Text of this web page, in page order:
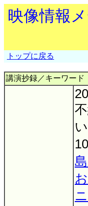
映像情報
トップに戻る
講演抄録／キーワード